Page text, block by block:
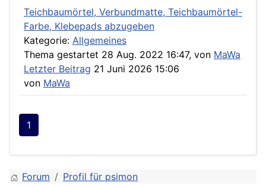
Teichbaumörtel, Verbundmatte, Teichbaumörtel-
Farbe, Klebepads abzugeben
Kategorie: Allgemeines
Thema gestartet 28 Aug. 2022 16:47, von MaWa
Letzter Beitrag 21 Juni 2026 15:06
von MaWa
1
Forum Profil für psimon